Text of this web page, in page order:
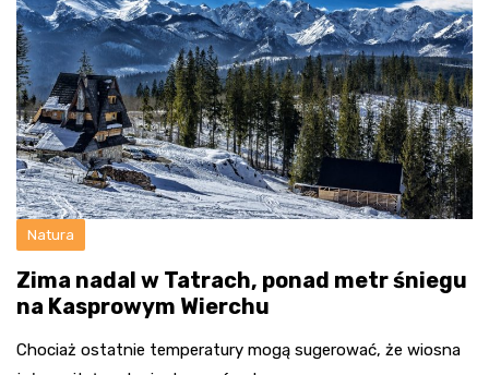
Natura
Zima nadal w Tatrach, ponad metr śniegu
na Kasprowym Wierchu
Chociaż ostatnie temperatury mogą sugerować, że wiosna